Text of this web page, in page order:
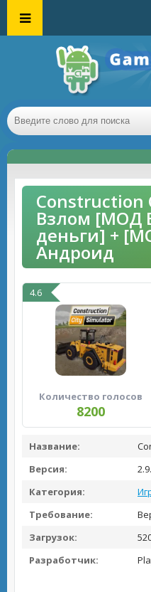
Construction
Взлом [МОД
деньги] +
Андроид
4.6
Количество голосов
8200
Название:
Версия:
Категория:
Требование:
Загрузок:
Разработчик: